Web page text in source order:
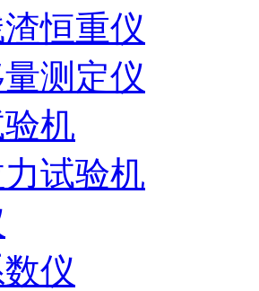
恒重仪
测定仪
机
试验机
仪